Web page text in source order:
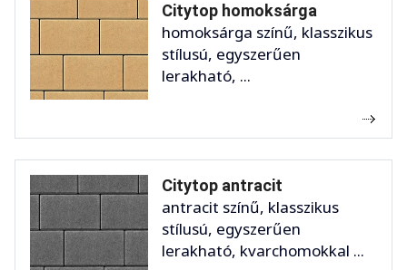
Citytop homoksárga
homoksárga színű, klasszikus
stílusú, egyszerűen
lerakható, ...
Citytop antracit
antracit színű, klasszikus
stílusú, egyszerűen
lerakható, kvarchomokkal ...